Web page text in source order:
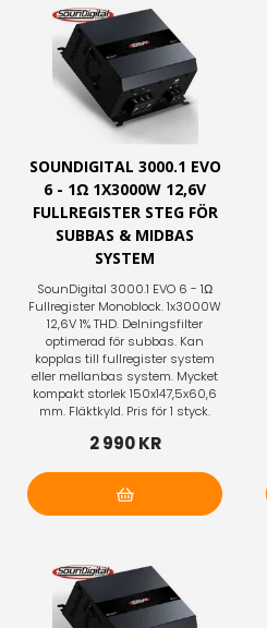
SOUNDIGITAL 3000.1 EVO
6 - 1Ω 1X3000W 12,6V
FULLREGISTER STEG FÖR
SUBBAS & MIDBAS
SYSTEM
SounDigital 3000.1 EVO 6 - 1Ω
Fullregister Monoblock. 1x3000W
12,6V 1% THD. Delningsfilter
optimerad för subbas. Kan
kopplas till fullregister system
eller mellanbas system. Mycket
kompakt storlek 150x147,5x60,6
mm. Fläktkyld. Pris för 1 styck.
2 990 KR